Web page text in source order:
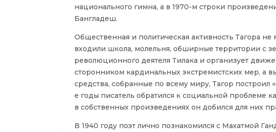
национального гимна, а в 1970-м строки
Бангладеш.
Общественная и политическая активность Тагора
входили школа, молельня, обширные территории с
революционного деятеля Тилака и организует
сторонником кардинальных экстремистских мер, а
средства, собранные по всему миру, Тагор
е годы писатель обратился к социальной проблеме
в собственных произведениях он добился для них
В 1940 году поэт лично познакомился с Махатмой